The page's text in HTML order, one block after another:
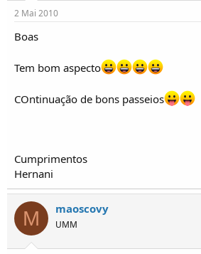
2 Mai 2010
Boas
Tem bom aspecto
COntinuação de bons passeios
Cumprimentos
Hernani
M maoscovy
UMM